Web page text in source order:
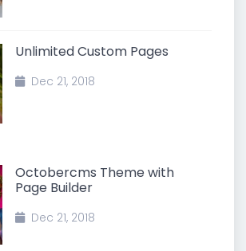
Unlimited Custom Pages
Dec 21, 2018
Octobercms Theme with
Page Builder
Dec 21, 2018